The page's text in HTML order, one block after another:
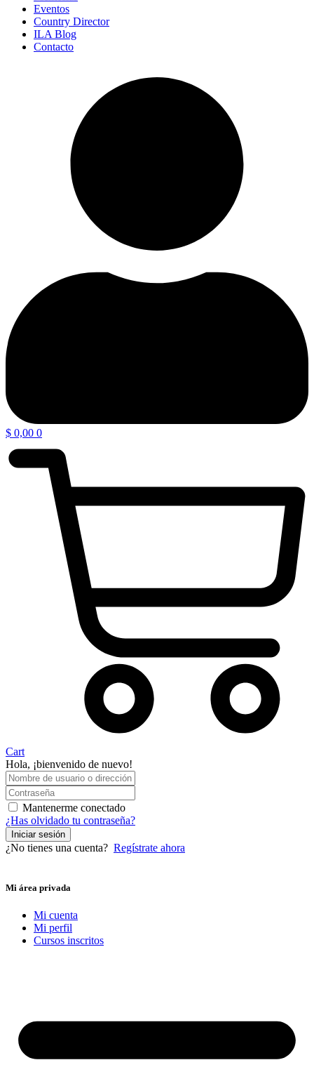
Eventos
Country Director
ILA Blog
Contacto
$ 0,00 0
Cart
Hola, ¡bienvenido de nuevo!
Mantenerme conectado
¿Has olvidado tu contraseña?
Iniciar sesión
¿No tienes una cuenta? Regístrate ahora
Mi área privada
Mi cuenta
Mi perfil
Cursos inscritos